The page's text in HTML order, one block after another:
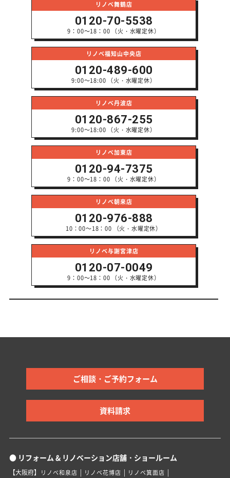
リノベ舞鶴店
0120-70-5538
9：00～18：00 （火・水曜定休）
リノベ福知山中央店
0120-489-600
9:00～18:00 （火・水曜定休）
リノベ丹波店
0120-867-255
9:00～18:00 （火・水曜定休）
リノベ加東店
0120-94-7375
9：00～18：00 （火・水曜定休）
リノベ朝来店
0120-976-888
10：00～18：00 （火・水曜定休）
リノベ与謝宮津店
0120-07-0049
9：00～18：00 （火・水曜定休）
ご相談・ご予約フォーム
資料請求
● リフォーム & リノベーション店舗・ショールーム
【大阪府】 リノベ和泉店 リノベ花博店 リノベ箕面店